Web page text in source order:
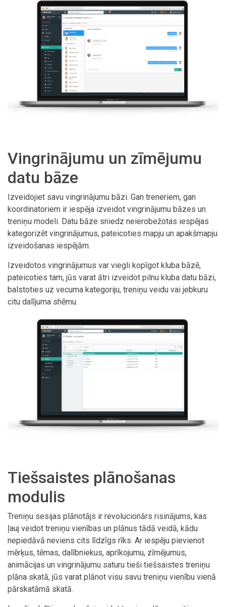
Vingrinājumu un zīmējumu
datu bāze
Izveidojiet savu vingrinājumu bāzi. Gan treneriem, gan
koordinatoriem ir iespēja izveidot vingrinājumu bāzes un
treniņu modeli. Datu bāze sniedz neierobežotas iespējas
kategorizēt vingrinājumus, pateicoties mapju un apakšmapju
izveidošanas iespējām.
Izveidotos vingrinājumus var viegli kopīgot kluba bāzē,
pateicoties tam, jūs varat ātri izveidot pilnu kluba datu bāzi,
balstoties uz vecuma kategoriju, treniņu veidu vai jebkuru
citu dalījuma shēmu.
Tiešsaistes plānošanas
modulis
Treniņu sesijas plānotājs ir revolucionārs risinājums, kas
ļauj veidot treniņu vienības un plānus tādā veidā, kādu
nepiedāvā neviens cits līdzīgs rīks. Ar iespēju pievienot
mērķus, tēmas, dalībniekus, aprīkojumu, zīmējumus,
animācijas un vingrinājumu saturu tieši tiešsaistes treniņu
plāna skatā, jūs varat plānot visu savu treniņu vienību vienā
pārskatāmā skatā.